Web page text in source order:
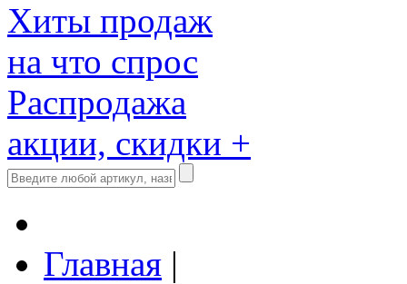
Хиты продаж
на что спрос
Распродажа
акции, скидки +
Главная |